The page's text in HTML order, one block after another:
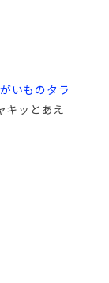
いものタラ
キッとあえ